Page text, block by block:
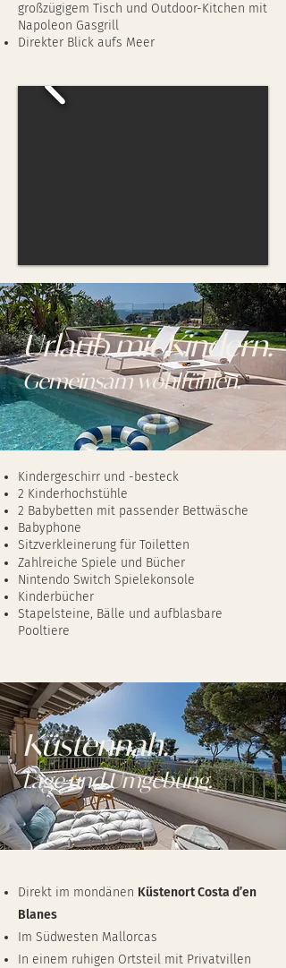
großzügigem Tisch und Outdoor-Kitchen mit
Napoleon Gasgrill
Direkter Blick aufs Meer
Urlaub mit Kindern.
Gemeinsam wohlfühlen.
Kindergeschirr und -besteck
2 Kinderhochstühle
2 Babybetten mit passender Bettwäsche
Babyphone
Sitzverkleinerung für Toiletten
Zahlreiche Spiele und Bücher
Nintendo Switch Spielekonsole
Kinderbücher
Stapelsteine, Bälle und aufblasbare
Pooltiere
Küstennah.
Lage und Umgebung.
Direkt im mondänen Küstenort Costa d’en
Blanes
Im Südwesten Mallorcas
In einem ruhigen Ortsteil mit Privatvillen